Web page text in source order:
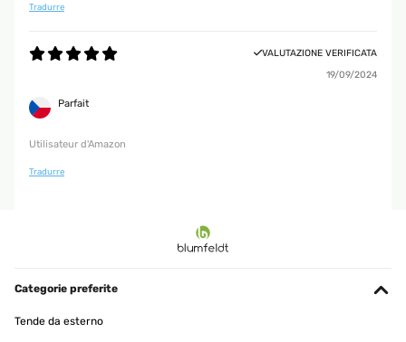
Tradurre
VALUTAZIONE VERIFICATA
19/09/2024
Parfait
Utilisateur d'Amazon
Tradurre
Categorie preferite
Tende da esterno